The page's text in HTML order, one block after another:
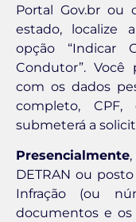
Portal Gov.br ou
estado, localize
opção “Indicar
Condutor”. Você
com os dados
completo,
submeterá a
Presencialmente
DETRAN ou
Infração (ou
documentos e